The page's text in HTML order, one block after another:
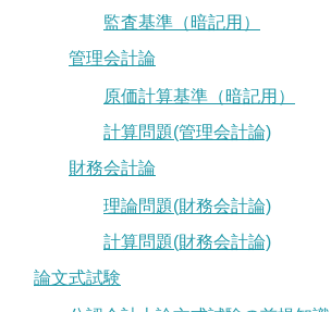
監査基準（暗記用）
管理会計論
原価計算基準（暗記用）
計算問題(管理会計論)
財務会計論
理論問題(財務会計論)
計算問題(財務会計論)
論文式試験